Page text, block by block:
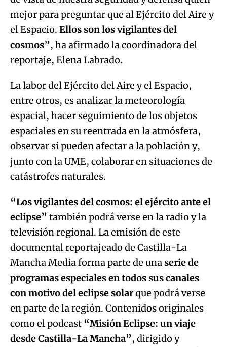
mejor para preguntar que al Ejército del Aire y
el Espacio. Ellos son los vigilantes del
cosmos”, ha afirmado la coordinadora del
reportaje, Elena Labrado.
La labor del Ejército del Aire y el Espacio,
entre otros, es analizar la meteorología
espacial, hacer seguimiento de los objetos
espaciales en su reentrada en la atmósfera,
observar si pueden afectar a la población y,
junto con la UME, colaborar en situaciones de
catástrofes naturales.
“Los vigilantes del cosmos: el ejército ante el
eclipse” también podrá verse en la radio y la
televisión regional. La emisión de este
documental reportajeado de Castilla-La
Mancha Media forma parte de unaserie de
programas especiales en todos sus canales
con motivo del eclipse solarque podrá verse
en parte de la región. Contenidos originales
como el podcast “Misión Eclipse: un viaje
desde Castilla-La Mancha”, dirigido y